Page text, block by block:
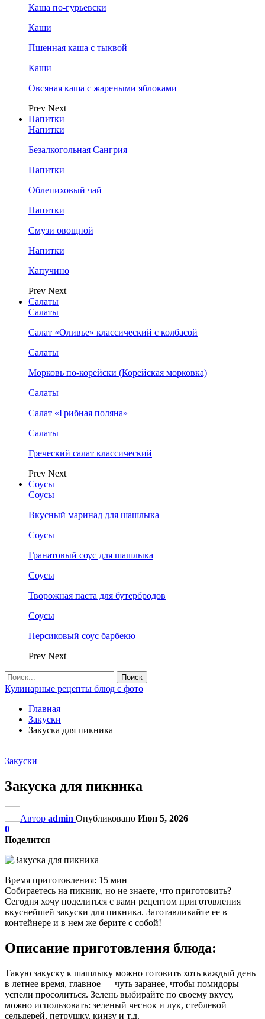
Каша по-гурьевски
Каши
Пшенная каша с тыквой
Каши
Овсяная каша с жареными яблоками
Prev Next
Напитки
Напитки
Безалкогольная Сангрия
Напитки
Облепиховый чай
Напитки
Смузи овощной
Напитки
Капучино
Prev Next
Салаты
Салаты
Салат «Оливье» классический с колбасой
Салаты
Морковь по-корейски (Корейская морковка)
Салаты
Салат «Грибная поляна»
Салаты
Греческий салат классический
Prev Next
Соусы
Соусы
Вкусный маринад для шашлыка
Соусы
Гранатовый соус для шашлыка
Соусы
Творожная паста для бутербродов
Соусы
Персиковый соус барбекю
Prev Next
Кулинарные рецепты блюд с фото
Главная
Закуски
Закуска для пикника
Закуски
Закуска для пикника
Автор admin Опубликовано Июн 5, 2026
0
Поделится
Время приготовления: 15 мин
Собираетесь на пикник, но не знаете, что приготовить?
Сегодня хочу поделиться с вами рецептом приготовления
вкуснейшей закуски для пикника. Заготавливайте ее в
контейнере и в нем же берите с собой!
Описание приготовления блюда:
Такую закуску к шашлыку можно готовить хоть каждый день
в летнее время, главное — чуть заранее, чтобы помидоры
успели просолиться. Зелень выбирайте по своему вкусу,
можно использовать: зеленый чеснок и лук, стеблевой
сельдерей, петрушку, кинзу и т.д.